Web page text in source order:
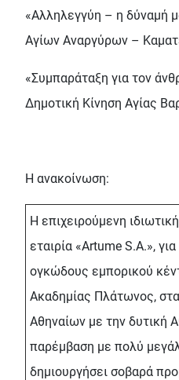
«Αλληλεγγύη – η δύναμή
Αγίων Αναργύρων –
«Συμπαράταξη για τον
Δημοτική Κίνηση Αγίας
Η ανακοίνωση:
Η επιχειρούμενη
εταιρία «Artume S.A.»,
ογκώδους εμπορικού
Ακαδημίας Πλάτωνος,
Αθηναίων με την δυτική
παρέμβαση με πολύ
δημιουργήσει σοβαρά